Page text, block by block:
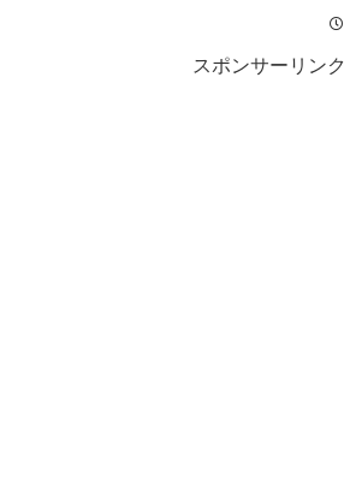
スポンサーリンク